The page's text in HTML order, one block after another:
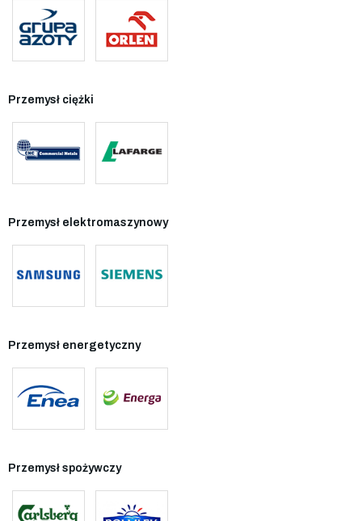
Przemysł ciężki
Przemysł elektromaszynowy
Przemysł energetyczny
Przemysł spożywczy